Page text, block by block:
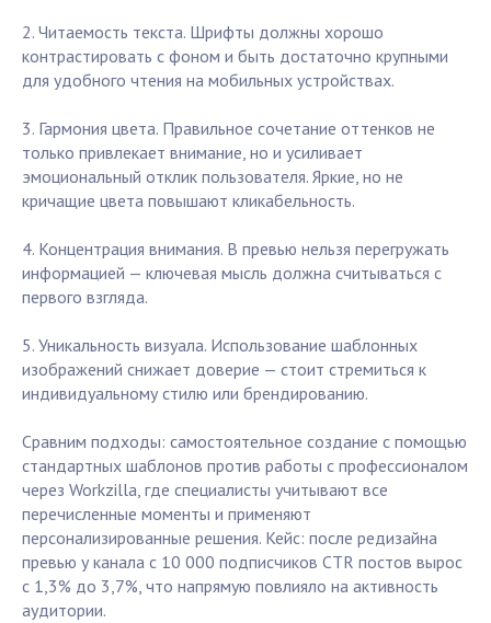
2. Читаемость текста. Шрифты должны хорошо
контрастировать с фоном и быть достаточно крупными
для удобного чтения на мобильных устройствах.
3. Гармония цвета. Правильное сочетание оттенков не
только привлекает внимание, но и усиливает
эмоциональный отклик пользователя. Яркие, но не
кричащие цвета повышают кликабельность.
4. Концентрация внимания. В превью нельзя перегружать
информацией — ключевая мысль должна считываться с
первого взгляда.
5. Уникальность визуала. Использование шаблонных
изображений снижает доверие — стоит стремиться к
индивидуальному стилю или брендированию.
Сравним подходы: самостоятельное создание с помощью
стандартных шаблонов против работы с профессионалом
через Workzilla, где специалисты учитывают все
перечисленные моменты и применяют
персонализированные решения. Кейс: после редизайна
превью у канала с 10 000 подписчиков CTR постов вырос
с 1,3% до 3,7%, что напрямую повлияло на активность
аудитории.